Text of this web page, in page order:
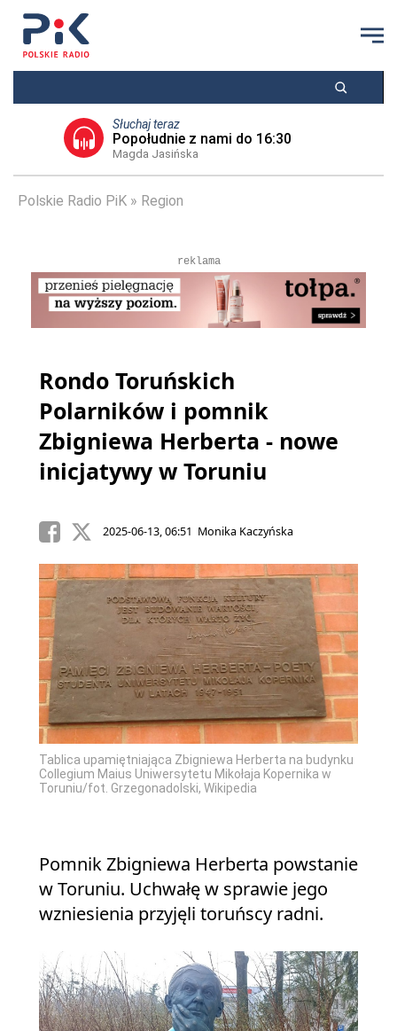
Słuchaj teraz
Popołudnie z nami do 16:30
Magda Jasińska
Polskie Radio PiK Region
reklama
Rondo Toruńskich
Polarników i pomnik
Zbigniewa Herberta - nowe
inicjatywy w Toruniu
2025-06-13, 06:51 Monika Kaczyńska
Tablica upamiętniająca Zbigniewa Herberta na budynku
Collegium Maius Uniwersytetu Mikołaja Kopernika w
Toruniu/fot. Grzegonadolski, Wikipedia
Pomnik Zbigniewa Herberta powstanie
w Toruniu. Uchwałę w sprawie jego
wzniesienia przyjęli toruńscy radni.